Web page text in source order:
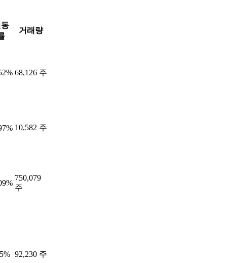
거래량
68,126 주
10,582 주
750,079
주
92,230 주